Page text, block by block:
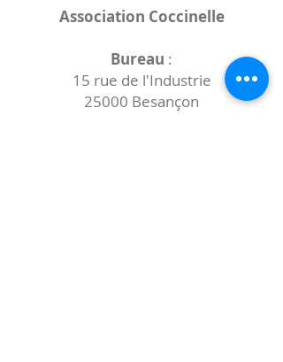
Association Coccinelle
Bureau :
15 rue de l'Industrie
25000 Besançon